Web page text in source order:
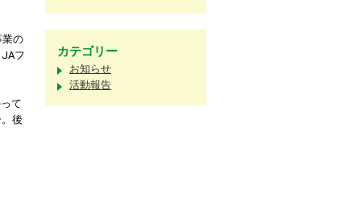
業の
フ
て
後
カテゴリー
お知らせ
活動報告